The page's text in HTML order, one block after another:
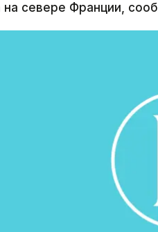
на севере Франции,